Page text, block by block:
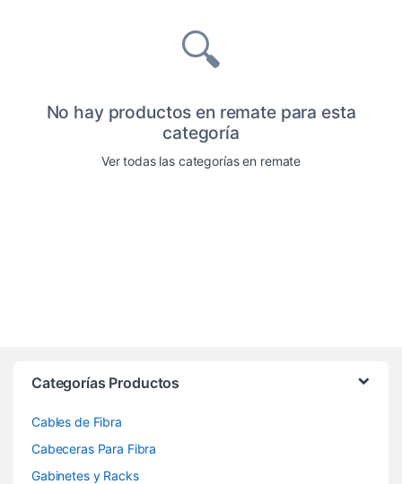
🔍
No hay productos en remate para esta
categoría
Ver todas las categorías en remate
Categorías Productos
Cables de Fibra
Cabeceras Para Fibra
Gabinetes y Racks